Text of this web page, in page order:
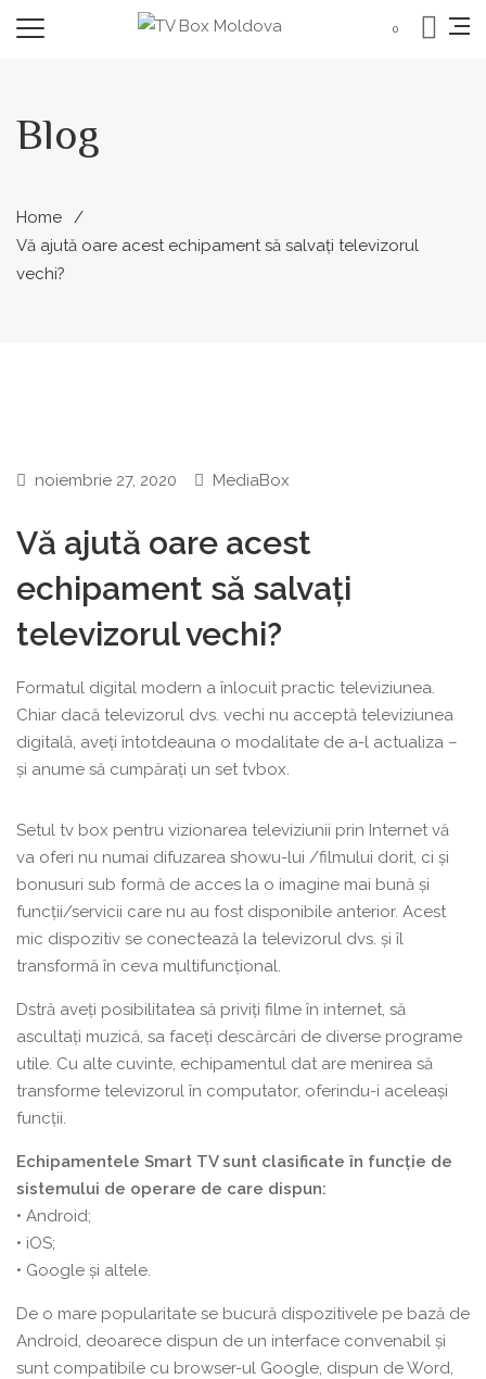
0
Blog
Home
Vă ajută oare acest echipament să salvați televizorul
vechi?
noiembrie 27, 2020 MediaBox
Vă ajută oare acest
echipament să salvați
televizorul vechi?
Formatul digital modern a înlocuit practic televiziunea.
Chiar dacă televizorul dvs. vechi nu acceptă televiziunea
digitală, aveți întotdeauna o modalitate de a-l actualiza –
și anume să cumpărați un set tvbox.
Setul tv box pentru vizionarea televiziunii prin Internet vă
va oferi nu numai difuzarea showu-lui /filmului dorit, ci și
bonusuri sub formă de acces la o imagine mai bună și
funcții/servicii care nu au fost disponibile anterior. Acest
mic dispozitiv se conectează la televizorul dvs. și îl
transformă în ceva multifuncțional.
Dstră aveți posibilitatea să priviți filme în internet, să
ascultați muzică, sa faceți descărcări de diverse programe
utile. Cu alte cuvinte, echipamentul dat are menirea să
transforme televizorul în computator, oferindu-i aceleași
funcții.
Echipamentele Smart TV sunt clasificate în funcție de
sistemului de operare de care dispun:
• Android;
• iOS;
• Google și altele.
De o mare popularitate se bucură dispozitivele pe bază de
Android, deoarece dispun de un interface convenabil și
sunt compatibile cu browser-ul Google, dispun de Word,